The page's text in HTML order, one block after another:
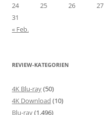
24
25 26 27
31
« Feb.
REVIEW-KATEGORIEN
4K Blu-ray(50)
4K Download (10)
Blu-ray(1.496)